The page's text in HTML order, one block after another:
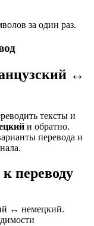
за один раз.
↔
тексты и
и обратно.
перевода и
переводу
↔ немецкий.